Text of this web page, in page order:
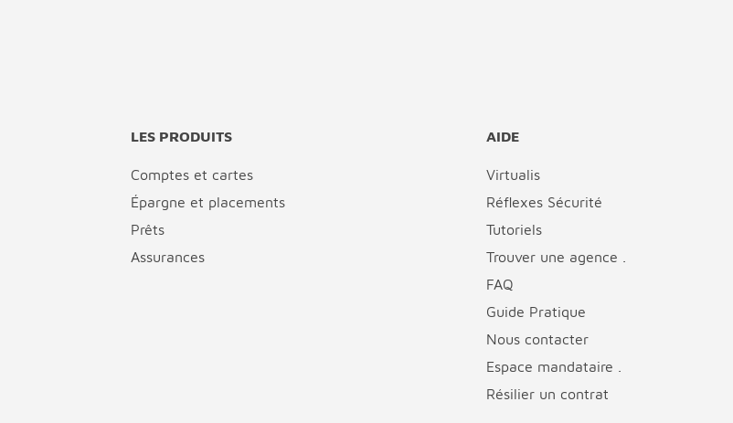
LES PRODUITS
Comptes et cartes
Épargne et placements
Prêts
Assurances
AIDE
Virtualis
Réflexes Sécurité
Tutoriels
Trouver une agence .
FAQ
Guide Pratique
Nous contacter
Espace mandataire .
Résilier un contrat